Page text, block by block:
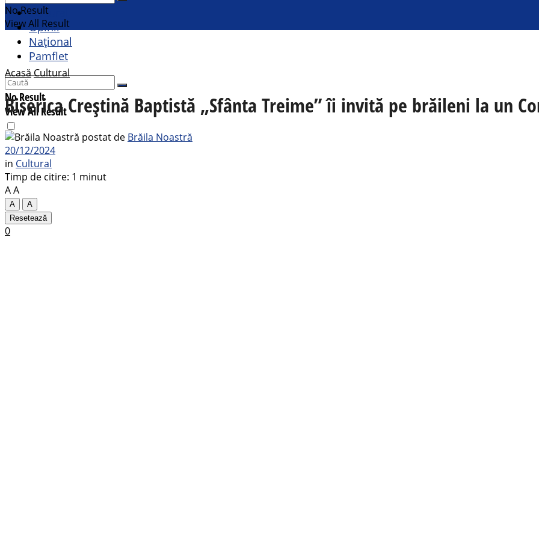
Cultural
Opinii
Național
Pamflet
No Result
View All Result
No Result
View All Result
AcasăCultural
Biserica Creștină Baptistă „Sfânta Treime” îi invită pe brăileni la un
postat de Brăila Noastră
20/12/2024
in Cultural
Timp de citire: 1 minut
AA
A
A
Resetează
0